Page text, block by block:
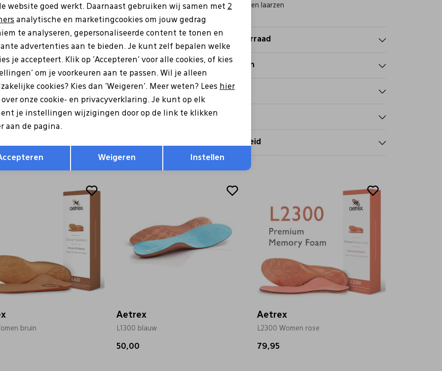
schoenen en laarzen
Winkelvoorraad
Kenmerken
Betalen
Bezorgen
Retourbeleid
bruin
Aetrex
L1300 blauw
50,00
Aetrex
L2300 Women rose
79,95
Terug Opslaan
website goed werkt. Daarnaast gebruiken wij samen met 2
analytische en marketingcookies om jouw gedrag
te analyseren, gepersonaliseerde content te tonen en
advertenties aan te bieden. Je kunt zelf bepalen welke
je accepteert. Klik op 'Accepteren' voor alle cookies, of kies
om je voorkeuren aan te passen. Wil je alleen
cookies? Kies dan 'Weigeren'. Meer weten? Lees hier
over onze cookie- en privacyverklaring. Je kunt op elk
je instellingen wijzigingen door op de link te klikken
aan de pagina.
Weigeren Instellen